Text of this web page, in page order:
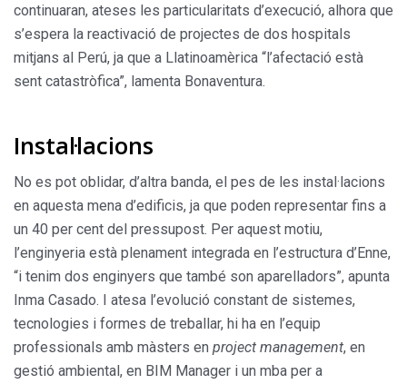
continuaran, ateses les particularitats d’execució, alhora que
s’espera la reactivació de projectes de dos hospitals
mitjans al Perú, ja que a Llatinoamèrica “l’afectació està
sent catastròfica”, lamenta Bonaventura.
Instal·lacions
No es pot oblidar, d’altra banda, el pes de les instal·lacions
en aquesta mena d’edificis, ja que poden representar fins a
un 40 per cent del pressupost. Per aquest motiu,
l’enginyeria està plenament integrada en l’estructura d’Enne,
“i tenim dos enginyers que també son aparelladors”, apunta
Inma Casado. I atesa l’evolució constant de sistemes,
tecnologies i formes de treballar, hi ha en l’equip
professionals amb màsters en project management, en
gestió ambiental, en BIM Manager i un mba per a